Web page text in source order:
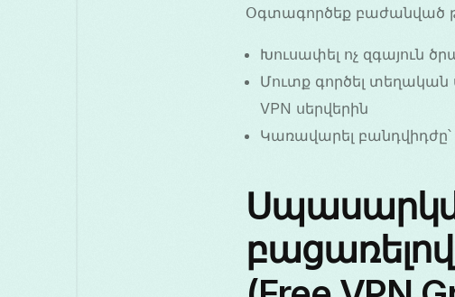
Օգտագործեք բաժանված
Խուսափել ոչ զգայուն
Մուտք գործել
VPN սերվերին
Կառավարել